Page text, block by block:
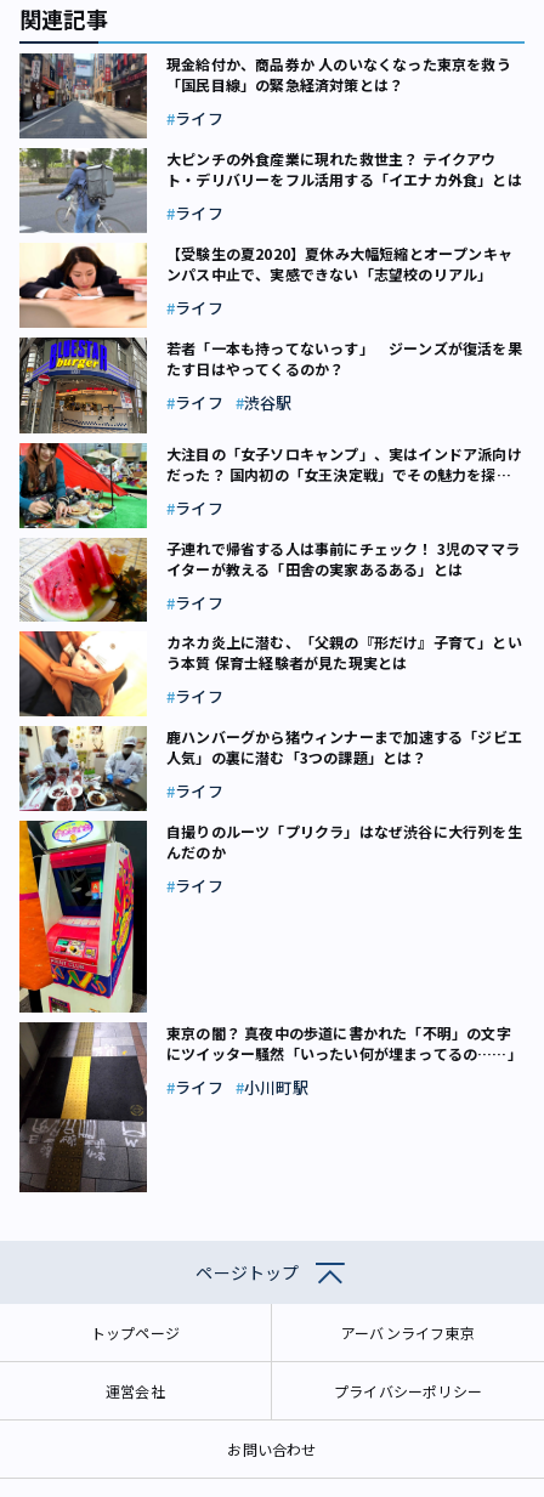
関連記事
現金給付か、商品券か 人のいなくなった東京を救う
「国民目線」の緊急経済対策とは？
ライフ
大ピンチの外食産業に現れた救世主？ テイクアウ
ト・デリバリーをフル活用する「イエナカ外食」とは
ライフ
【受験生の夏2020】夏休み大幅短縮とオープンキャ
ンパス中止で、実感できない「志望校のリアル」
ライフ
若者「一本も持ってないっす」 ジーンズが復活を果
たす日はやってくるのか？
ライフ 渋谷駅
大注目の「女子ソロキャンプ」、実はインドア派向け
だった？ 国内初の「女王決定戦」でその魅力を探っ
ライフ
子連れで帰省する人は事前にチェック！ 3児のママラ
イターが教える「田舎の実家あるある」とは
ライフ
カネカ炎上に潜む、「父親の『形だけ』子育て」とい
う本質 保育士経験者が見た現実とは
ライフ
鹿ハンバーグから猪ウィンナーまで――加速する「ジビエ
人気」の裏に潜む「3つの課題」とは？
ライフ
自撮りのルーツ「プリクラ」はなぜ渋谷に大行列を生
んだのか
ライフ
東京の闇？ 真夜中の歩道に書かれた「不明」の文字
にツイッター騒然「いったい何が埋まってるの……」
ライフ 小川町駅
ページトップ
トップページ アーバンライフ東京
運営会社 プライバシーポリシー
お問い合わせ